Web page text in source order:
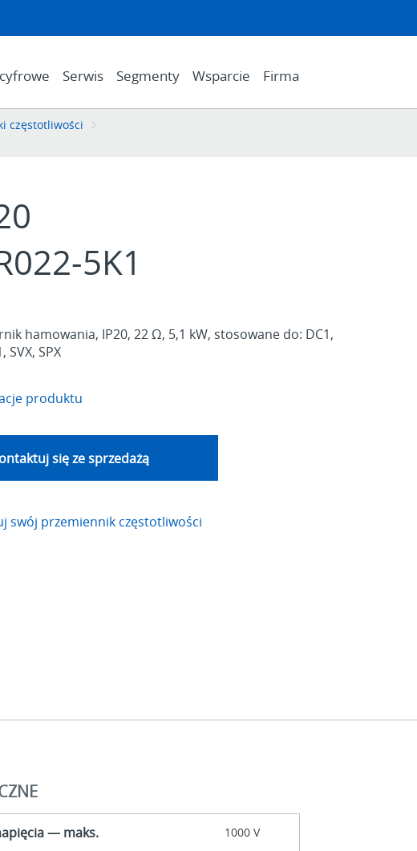
Serwis Segmenty Wsparcie Firma
częstotliwości
5K1
hamowania, IP20, 22 Ω, 5,1 kW, stosowane do: DC1,
SVX, SPX
produktu
się ze sprzedażą
swój przemiennik częstotliwości
— maks. 1000 V